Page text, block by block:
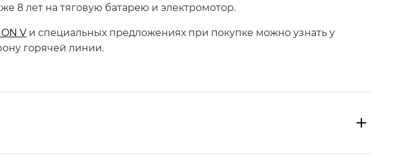
8 лет на тяговую батарею и электромотор.
V и специальных предложениях при покупке можно узнать у
горячей линии.